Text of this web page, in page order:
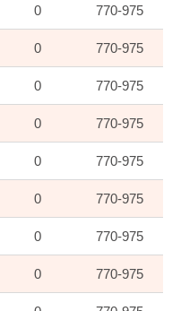
0 770-975
0 770-975
0 770-975
0 770-975
0 770-975
0 770-975
0 770-975
0 770-975